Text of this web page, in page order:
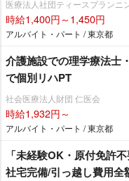
医療法人社団ティースプランニ
時給1,400円～1,450円
アルバイト・パート / 東京都
介護施設での理学療法士
で個別リハPT
社会医療法人財団 仁医会
時給1,932円～
アルバイト・パート / 東京都
「未経験OK・原付免許
社宅完備/引っ越し費用